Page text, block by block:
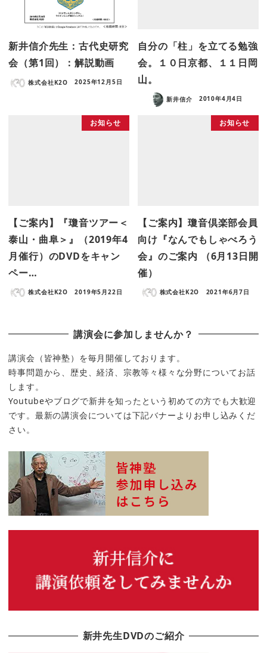
新井信介先生：古代史研究
会（第1回）：解説動画
株式会社K2O 2025年12月5日
自分の「柱」を立てる勉強
会。１０日京都、１１日岡
山。
新井信介 2010年4月4日
お知らせ
【ご案内】『瓊音ツアー＜
泰山・曲阜＞』（2019年4
月催行）のDVDをキャン
ペー…
株式会社K2O 2019年5月22日
お知らせ
【ご案内】瓊音倶楽部会員
向け『なんでもしゃべろう
会』のご案内 （6月13日開
催）
株式会社K2O 2021年6月7日
講演会に参加しませんか？
講演会（皆神塾）を毎月開催しております。
時事問題から、歴史、経済、宗教等々様々な分野についてお話
します。
Youtubeやブログで新井を知ったという初めての方でも大歓迎
です。最新の講演会については下記バナーよりお申し込みくだ
さい。
新井先生DVDのご紹介